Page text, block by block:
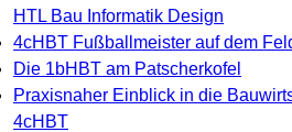
HTL Bau Informatik Design
4cHBT Fußballmeister auf dem
Die 1bHBT am Patscherkofel
Praxisnaher Einblick in die
4cHBT